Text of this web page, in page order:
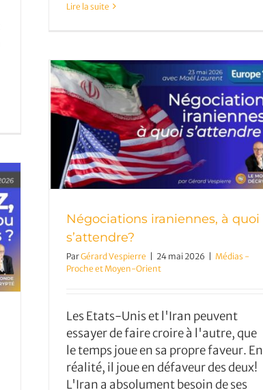
Lire la suite
Négociations iraniennes, à quoi
s’attendre?
ParGérard Vespierre | 24 mai 2026 | Médias -
Proche et Moyen-Orient
Les Etats-Unis et l'Iran peuvent
essayer de faire croire à l'autre, que
le temps joue en sa propre faveur. En
réalité, il joue en défaveur des deux!
L'Iran a absolument besoin de ses
les Emirats ?